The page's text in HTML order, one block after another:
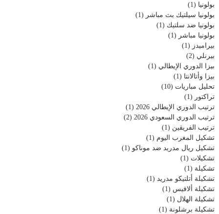
بولونيا (1)
بولونيا سيلتيك بث مباشر (1)
بولونيا ضد سلتيك (1)
بولونيا مباشر (1)
بيراميدز (1)
بيرنلي (2)
بيزا الدوري الإيطالي (1)
بيزا وأتالانتا (1)
تحليل مباريات (10)
تراكتور (1)
ترتيب الدوري الإيطالي 2026
(1)
ترتيب الدوري السعودي 2026
(2)
ترتيب الفريقين (1)
تشكيل المغرب اليوم (1)
تشكيل ريال مدريد ضد موناكو (1)
تشكيلات (1)
تشكيلة (1)
تشكيلة أتلتيكو مدريد (1)
تشكيلة ألافيس (1)
تشكيلة الهلال (1)
تشكيلة برشلونة (1)